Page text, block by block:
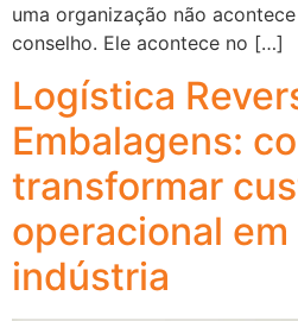
uma organização não
conselho. Ele acontece no […]
Logística
Embalagens:
transformar
operacional em
indústria